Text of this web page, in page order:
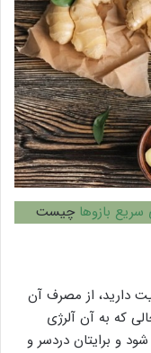
سریع بازوها چیست
دارید، از مصرف آن
که به آن آلرژی
و برایتان دردسر و